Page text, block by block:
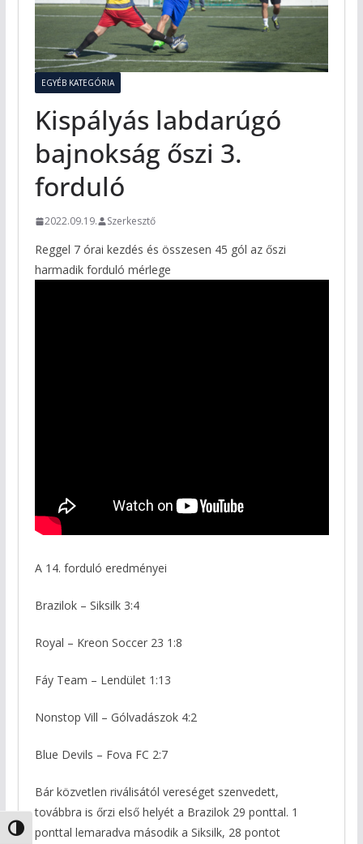
Nagy kontraszt váltása
EGYÉB KATEGÓRIA
Kispályás labdarúgó
bajnokság őszi 3.
forduló
2022.09.19. Szerkesztő
Reggel 7 órai kezdés és összesen 45 gól az őszi
harmadik forduló mérlege
A 14. forduló eredményei
Brazilok – Siksilk 3:4
Royal – Kreon Soccer 23 1:8
Fáy Team – Lendület 1:13
Nonstop Vill – Gólvadászok 4:2
Blue Devils – Fova FC 2:7
Bár közvetlen riválisától vereséget szenvedett,
továbbra is őrzi első helyét a Brazilok 29 ponttal. 1
ponttal lemaradva második a Siksilk, 28 pontot